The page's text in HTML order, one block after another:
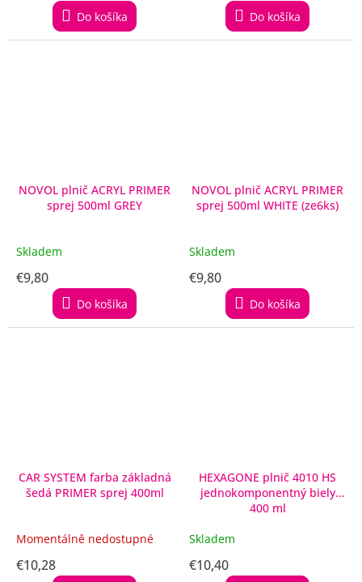
Do košíka Do košíka
NOVOL plnič ACRYL PRIMER
sprej 500ml GREY
Skladem
€9,80
Do košíka
NOVOL plnič ACRYL PRIMER
sprej 500ml WHITE (ze6ks)
Skladem
€9,80
Do košíka
CAR SYSTEM farba základná
šedá PRIMER sprej 400ml
Momentálně nedostupné
€10,28
HEXAGONE plnič 4010 HS
jednokomponentný biely
400 ml
Skladem
€10,40